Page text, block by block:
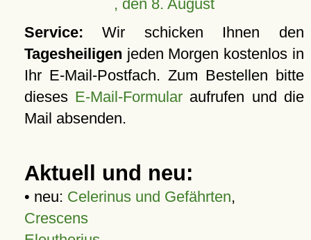
, den 8. August
Service: Wir schicken Ihnen den
Tagesheiligen jeden Morgen kostenlos in
Ihr E-Mail-Postfach. Zum Bestellen bitte
dieses E-Mail-Formular aufrufen und die
Mail absenden.
Aktuell und neu:
• neu: Celerinus und Gefährten,
Crescens